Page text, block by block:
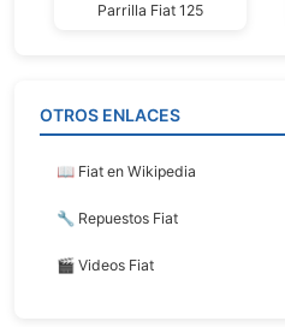
Parrilla Fiat 125
OTROS ENLACES
📖 Fiat en Wikipedia
🔧 Repuestos Fiat
🎬 Videos Fiat